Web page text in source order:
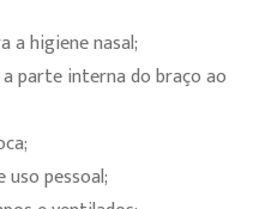
a higiene nasal;
parte interna do braço ao
pessoal;